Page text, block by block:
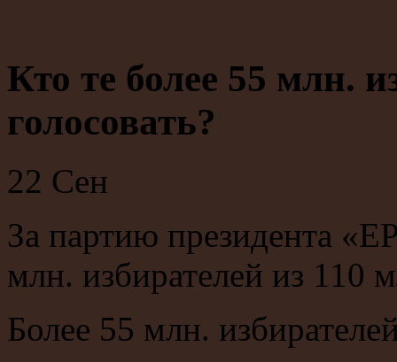
Кто те более 55 млн.
голосовать?
22 Сен
За партию президента
млн. избирателей из 110
Более 55 млн.